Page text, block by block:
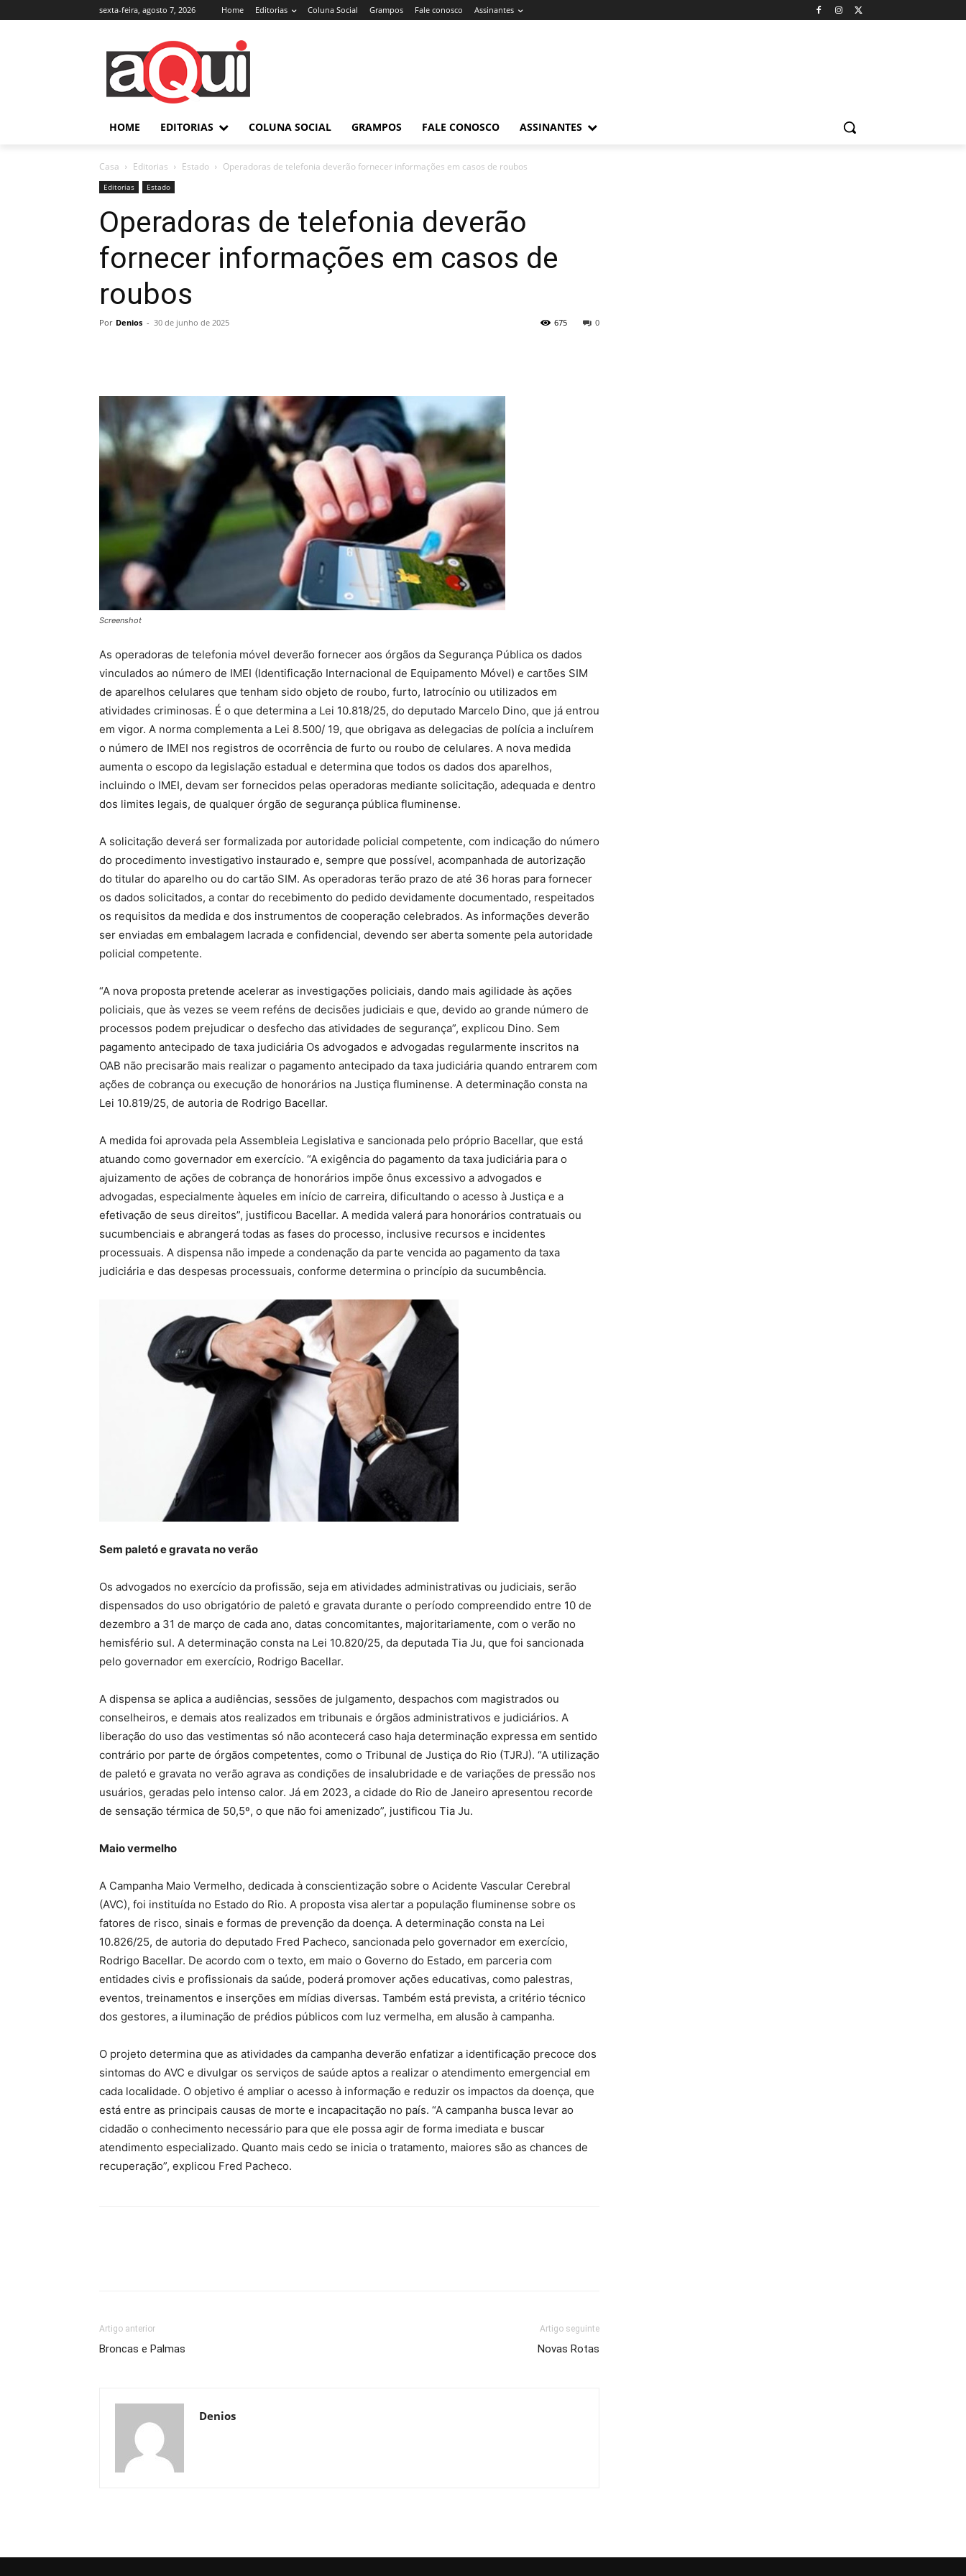
sexta-feira, agosto 7, 2026 Home Editorias Coluna Social Grampos Fale conosco Assinantes
HOME EDITORIAS COLUNA SOCIAL GRAMPOS FALE CONOSCO ASSINANTES
Casa Editorias Estado Operadoras de telefonia deverão fornecer informações em casos de roubos
Editorias Estado
Operadoras de telefonia deverão
fornecer informações em casos de
roubos
Por Denios - 30 de junho de 2025 0
675
Screenshot
As operadoras de telefonia móvel deverão fornecer aos órgãos da Segurança Pública os dados
vinculados ao número de IMEI (Identificação Internacional de Equipamento Móvel) e cartões SIM
de aparelhos celulares que tenham sido objeto de roubo, furto, latrocínio ou utilizados em
atividades criminosas. É o que determina a Lei 10.818/25, do deputado Marcelo Dino, que já entrou
em vigor. A norma complementa a Lei 8.500/ 19, que obrigava as delegacias de polícia a incluírem
o número de IMEI nos registros de ocorrência de furto ou roubo de celulares. A nova medida
aumenta o escopo da legislação estadual e determina que todos os dados dos aparelhos,
incluindo o IMEI, devam ser fornecidos pelas operadoras mediante solicitação, adequada e dentro
dos limites legais, de qualquer órgão de segurança pública fluminense.
A solicitação deverá ser formalizada por autoridade policial competente, com indicação do número
do procedimento investigativo instaurado e, sempre que possível, acompanhada de autorização
do titular do aparelho ou do cartão SIM. As operadoras terão prazo de até 36 horas para fornecer
os dados solicitados, a contar do recebimento do pedido devidamente documentado, respeitados
os requisitos da medida e dos instrumentos de cooperação celebrados. As informações deverão
ser enviadas em embalagem lacrada e confidencial, devendo ser aberta somente pela autoridade
policial competente.
“A nova proposta pretende acelerar as investigações policiais, dando mais agilidade às ações
policiais, que às vezes se veem reféns de decisões judiciais e que, devido ao grande número de
processos podem prejudicar o desfecho das atividades de segurança”, explicou Dino. Sem
pagamento antecipado de taxa judiciária Os advogados e advogadas regularmente inscritos na
OAB não precisarão mais realizar o pagamento antecipado da taxa judiciária quando entrarem com
ações de cobrança ou execução de honorários na Justiça fluminense. A determinação consta na
Lei 10.819/25, de autoria de Rodrigo Bacellar.
A medida foi aprovada pela Assembleia Legislativa e sancionada pelo próprio Bacellar, que está
atuando como governador em exercício. “A exigência do pagamento da taxa judiciária para o
ajuizamento de ações de cobrança de honorários impõe ônus excessivo a advogados e
advogadas, especialmente àqueles em início de carreira, dificultando o acesso à Justiça e a
efetivação de seus direitos”, justificou Bacellar. A medida valerá para honorários contratuais ou
sucumbenciais e abrangerá todas as fases do processo, inclusive recursos e incidentes
processuais. A dispensa não impede a condenação da parte vencida ao pagamento da taxa
judiciária e das despesas processuais, conforme determina o princípio da sucumbência.
Sem paletó e gravata no verão
Os advogados no exercício da profissão, seja em atividades administrativas ou judiciais, serão
dispensados do uso obrigatório de paletó e gravata durante o período compreendido entre 10 de
dezembro a 31 de março de cada ano, datas concomitantes, majoritariamente, com o verão no
hemisfério sul. A determinação consta na Lei 10.820/25, da deputada Tia Ju, que foi sancionada
pelo governador em exercício, Rodrigo Bacellar.
A dispensa se aplica a audiências, sessões de julgamento, despachos com magistrados ou
conselheiros, e demais atos realizados em tribunais e órgãos administrativos e judiciários. A
liberação do uso das vestimentas só não acontecerá caso haja determinação expressa em sentido
contrário por parte de órgãos competentes, como o Tribunal de Justiça do Rio (TJRJ). “A utilização
de paletó e gravata no verão agrava as condições de insalubridade e de variações de pressão nos
usuários, geradas pelo intenso calor. Já em 2023, a cidade do Rio de Janeiro apresentou recorde
de sensação térmica de 50,5º, o que não foi amenizado”, justificou Tia Ju.
Maio vermelho
A Campanha Maio Vermelho, dedicada à conscientização sobre o Acidente Vascular Cerebral
(AVC), foi instituída no Estado do Rio. A proposta visa alertar a população fluminense sobre os
fatores de risco, sinais e formas de prevenção da doença. A determinação consta na Lei
10.826/25, de autoria do deputado Fred Pacheco, sancionada pelo governador em exercício,
Rodrigo Bacellar. De acordo com o texto, em maio o Governo do Estado, em parceria com
entidades civis e profissionais da saúde, poderá promover ações educativas, como palestras,
eventos, treinamentos e inserções em mídias diversas. Também está prevista, a critério técnico
dos gestores, a iluminação de prédios públicos com luz vermelha, em alusão à campanha.
O projeto determina que as atividades da campanha deverão enfatizar a identificação precoce dos
sintomas do AVC e divulgar os serviços de saúde aptos a realizar o atendimento emergencial em
cada localidade. O objetivo é ampliar o acesso à informação e reduzir os impactos da doença, que
está entre as principais causas de morte e incapacitação no país. “A campanha busca levar ao
cidadão o conhecimento necessário para que ele possa agir de forma imediata e buscar
atendimento especializado. Quanto mais cedo se inicia o tratamento, maiores são as chances de
recuperação”, explicou Fred Pacheco.
Artigo anterior
Broncas e Palmas
Artigo seguinte
Novas Rotas
Denios